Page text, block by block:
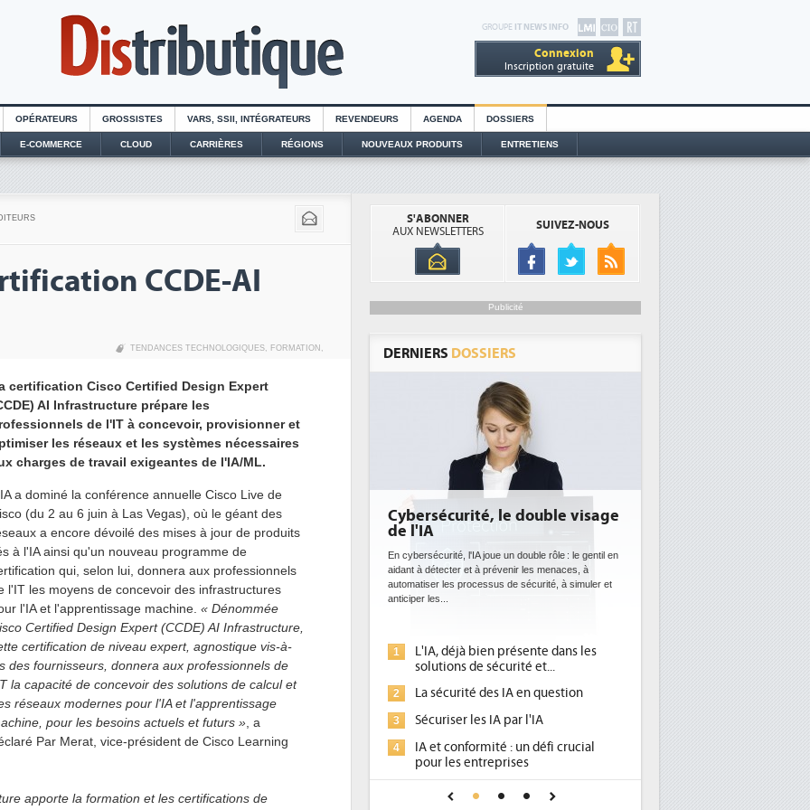
GROUPE IT NEWS INFO
Connexion
Inscription gratuite
OPÉRATEURS GROSSISTES VARS, SSII, INTÉGRATEURS REVENDEURS AGENDA DOSSIERS
E-COMMERCE CLOUD CARRIÈRES RÉGIONS NOUVEAUX PRODUITS ENTRETIENS
CCDE-AI
TENDANCES TECHNOLOGIQUES, FORMATION ,
certification Cisco Certified Design Expert
AI Infrastructure prépare les
de l'IT à concevoir, provisionner et
les réseaux et les systèmes nécessaires
charges de travail exigeantes de l'IA/ML.
a dominé la conférence annuelle Cisco Live de
(du 2 au 6 juin à Las Vegas), où le géant des
a encore dévoilé des mises à jour de produits
à l'IA ainsi qu'un nouveau programme de
qui, selon lui, donnera aux professionnels
l'IT les moyens de concevoir des infrastructures
l'IA et l'apprentissage machine. « Dénommée
Certified Design Expert (CCDE) AI Infrastructure,
certification de niveau expert, agnostique vis-à-
des fournisseurs, donnera aux professionnels de
la capacité de concevoir des solutions de calcul et
réseaux modernes pour l'IA et l'apprentissage
pour les besoins actuels et futurs » , a
Par Merat, vice-président de Cisco Learning
apporte la formation et les certifications de
S'ABONNER
AUX NEWSLETTERS
SUIVEZ-NOUS
Publicité
DERNIERS DOSSIERS
Cybersécurité, le double visage
de l'IA
En cybersécurité, l'IA joue un double rôle : le gentil en
aidant à détecter et à prévenir les menaces, à
automatiser les processus de sécurité, à simuler et
1
L'IA, déjà bien présente dans les
solutions de sécurité et...
La sécurité des IA en question
3 Sécuriser les IA par l'IA
4
IA et conformité : un défi crucial
plus sûre ?
DEE: l'efficacité énergétique
bientôt une obligation pour les
datacenters
Des datacenters plus durables et plus efficaces, c'est
ce que recherchent les pouvoirs publics européens
avec la mise en oeuvre de la nouvelle Directive sur
1
Qu'est-ce que la DEE (directive
d'efficacité énergétique) ?
2
DEE, une pression administrative
place pour répondre à...
Phocea DC dans les cordes pour la